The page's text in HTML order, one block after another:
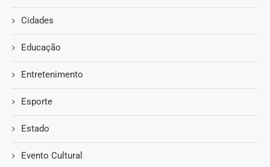
Cidades
Educação
Entretenimento
Esporte
Estado
Evento Cultural